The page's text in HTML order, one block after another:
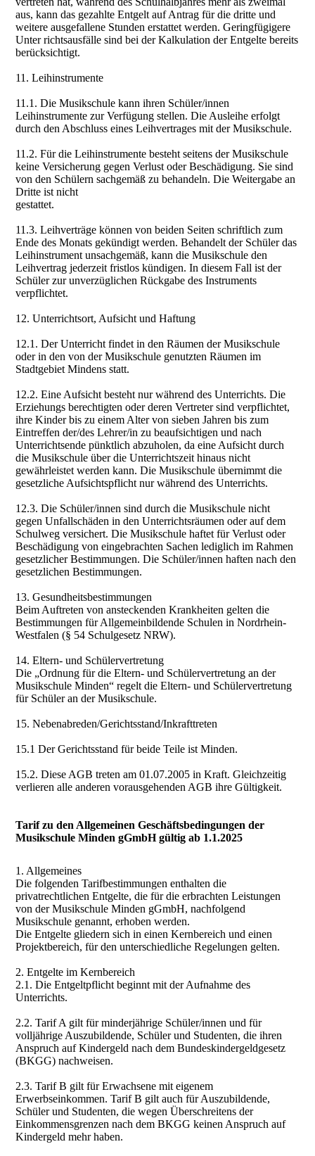
aus, kann das gezahlte Entgelt auf Antrag für die dritte und
weitere ausgefallene Stunden erstattet werden. Geringfügigere
Unter richtsausfälle sind bei der Kalkulation der Entgelte bereits
berücksichtigt.
11. Leihinstrumente
11.1. Die Musikschule kann ihren Schüler/innen
Leihinstrumente zur Verfügung stellen. Die Ausleihe erfolgt
durch den Abschluss eines Leihvertrages mit der Musikschule.
11.2. Für die Leihinstrumente besteht seitens der Musikschule
keine Versicherung gegen Verlust oder Beschädigung. Sie sind
von den Schülern sachgemäß zu behandeln. Die Weitergabe an
Dritte ist nicht
gestattet.
11.3. Leihverträge können von beiden Seiten schriftlich zum
Ende des Monats gekündigt werden. Behandelt der Schüler das
Leihinstrument unsachgemäß, kann die Musikschule den
Leihvertrag jederzeit fristlos kündigen. In diesem Fall ist der
Schüler zur unverzüglichen Rückgabe des Instruments
verpflichtet.
12. Unterrichtsort, Aufsicht und Haftung
12.1. Der Unterricht findet in den Räumen der Musikschule
oder in den von der Musikschule genutzten Räumen im
Stadtgebiet Mindens statt.
12.2. Eine Aufsicht besteht nur während des Unterrichts. Die
Erziehungs berechtigten oder deren Vertreter sind verpflichtet,
ihre Kinder bis zu einem Alter von sieben Jahren bis zum
Eintreffen der/des Lehrer/in zu beaufsichtigen und nach
Unterrichtsende pünktlich abzuholen, da eine Aufsicht durch
die Musikschule über die Unterrichtszeit hinaus nicht
gewährleistet werden kann. Die Musikschule übernimmt die
gesetzliche Aufsichtspflicht nur während des Unterrichts.
12.3. Die Schüler/innen sind durch die Musikschule nicht
gegen Unfallschäden in den Unterrichtsräumen oder auf dem
Schulweg versichert. Die Musikschule haftet für Verlust oder
Beschädigung von eingebrachten Sachen lediglich im Rahmen
gesetzlicher Bestimmungen. Die Schüler/innen haften nach den
gesetzlichen Bestimmungen.
13. Gesundheitsbestimmungen
Beim Auftreten von ansteckenden Krankheiten gelten die
Bestimmungen für Allgemeinbildende Schulen in Nordrhein-
Westfalen (§ 54 Schulgesetz NRW).
14. Eltern- und Schülervertretung
Die „Ordnung für die Eltern- und Schülervertretung an der
Musikschule Minden“ regelt die Eltern- und Schülervertretung
für Schüler an der Musikschule.
15. Nebenabreden/Gerichtsstand/Inkrafttreten
15.1 Der Gerichtsstand für beide Teile ist Minden.
15.2. Diese AGB treten am 01.07.2005 in Kraft. Gleichzeitig
verlieren alle anderen vorausgehenden AGB ihre Gültigkeit.
Tarif zu den Allgemeinen Geschäftsbedingungen der
Musikschule Minden gGmbH gültig ab 1.1.2025
1. Allgemeines
Die folgenden Tarifbestimmungen enthalten die
privatrechtlichen Entgelte, die für die erbrachten Leistungen
von der Musikschule Minden gGmbH, nachfolgend
Musikschule genannt, erhoben werden.
Die Entgelte gliedern sich in einen Kernbereich und einen
Projektbereich, für den unterschiedliche Regelungen gelten.
2. Entgelte im Kernbereich
2.1. Die Entgeltpflicht beginnt mit der Aufnahme des
Unterrichts.
2.2. Tarif A gilt für minderjährige Schüler/innen und für
volljährige Auszubildende, Schüler und Studenten, die ihren
Anspruch auf Kindergeld nach dem Bundeskindergeldgesetz
(BKGG) nachweisen.
2.3. Tarif B gilt für Erwachsene mit eigenem
Erwerbseinkommen. Tarif B gilt auch für Auszubildende,
Schüler und Studenten, die wegen Überschreitens der
Einkommensgrenzen nach dem BKGG keinen Anspruch auf
Kindergeld mehr haben.